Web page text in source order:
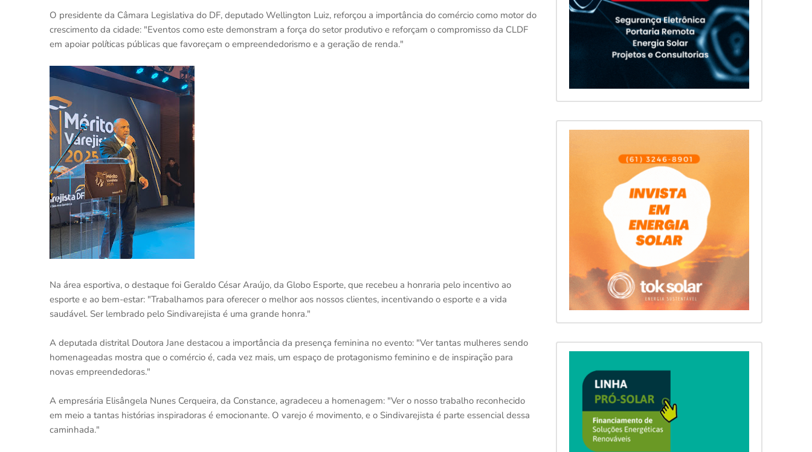
O presidente da Câmara Legislativa do DF, deputado Wellington Luiz, reforçou a importância do comércio como motor do
crescimento da cidade: "Eventos como este demonstram a força do setor produtivo e reforçam o compromisso da CLDF
em apoiar políticas públicas que favoreçam o empreendedorismo e a geração de renda."
Na área esportiva, o destaque foi Geraldo César Araújo, da Globo Esporte, que recebeu a honraria pelo incentivo ao
esporte e ao bem-estar: "Trabalhamos para oferecer o melhor aos nossos clientes, incentivando o esporte e a vida
saudável. Ser lembrado pelo Sindivarejista é uma grande honra."
A deputada distrital Doutora Jane destacou a importância da presença feminina no evento: "Ver tantas mulheres sendo
homenageadas mostra que o comércio é, cada vez mais, um espaço de protagonismo feminino e de inspiração para
novas empreendedoras."
A empresária Elisângela Nunes Cerqueira, da Constance, agradeceu a homenagem: "Ver o nosso trabalho reconhecido
em meio a tantas histórias inspiradoras é emocionante. O varejo é movimento, e o Sindivarejista é parte essencial dessa
caminhada."